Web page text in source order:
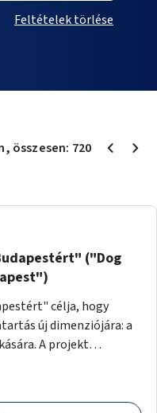
Feltételek törlése
, összesen: 720
("Dog
célja, hogy
új dimenziójára: a
A projekt
hozzájárulva a tiszta,